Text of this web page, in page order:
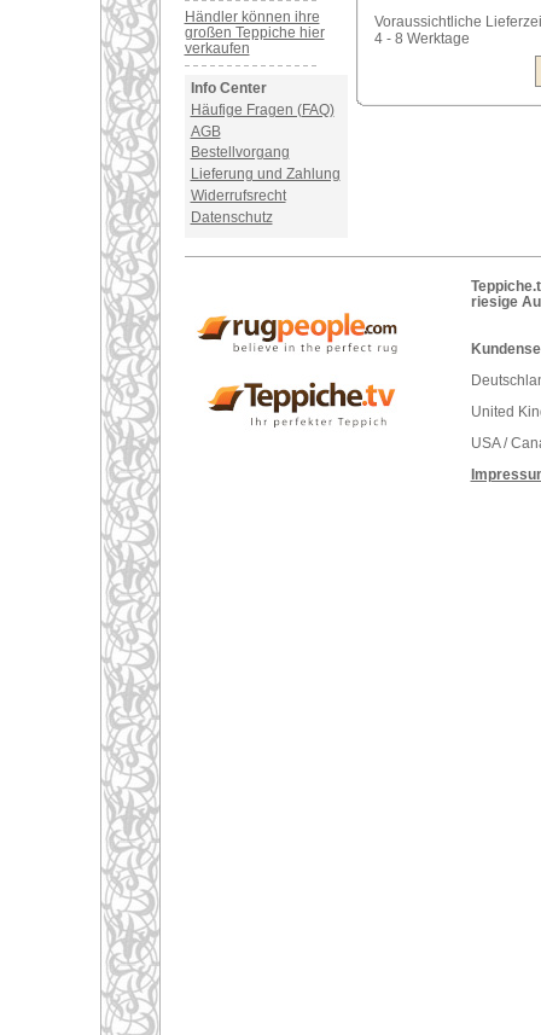
Händler können ihre
großen Teppiche hier
verkaufen
Info Center
Häufige Fragen (FAQ)
AGB
Bestellvorgang
Lieferung und Zahlung
Widerrufsrecht
Datenschutz
Voraussichtliche
4 - 8 Werktage
riesige
United
USA /